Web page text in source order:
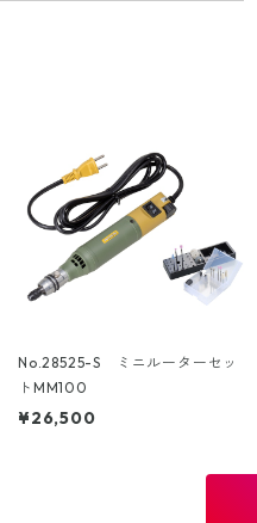
No.28525-S ミニルーターセッ
トMM100
¥26,500